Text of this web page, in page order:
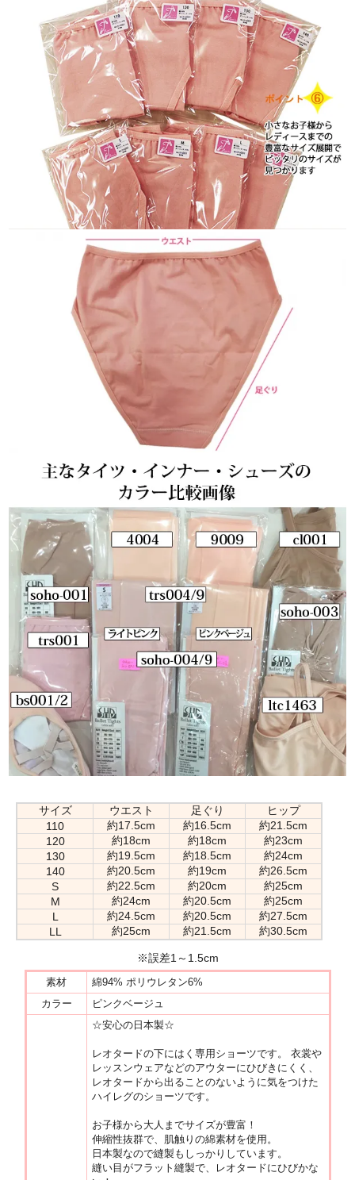
サイズ ウエスト 足ぐり
ヒップ
110
約17.5cm 約16.5cm
約21.5cm
120
約18cm 約18cm
約23cm
130
約19.5cm 約18.5cm
約24cm
140
約20.5cm 約19cm
約26.5cm
S
約22.5cm 約20cm
約25cm
M
約24cm 約20.5cm
約25cm
L
約24.5cm 約20.5cm
約27.5cm
LL
約25cm 約21.5cm 約30.5cm
※誤差1～1.5cm
素材
綿94% ポリウレタン6%
カラー
ピンクベージュ
☆安心の日本製☆
レオタードの下にはく専用ショーツです。 衣裳や
レッスンウェアなどのアウターにひびきにくく、
レオタードから出ることのないように気をつけた
ハイレグのショーツです。
お子様から大人までサイズが豊富！
伸縮性抜群で、肌触りの綿素材を使用。
日本製なので縫製もしっかりしています。
縫い目がフラット縫製で、レオタードにひびかな